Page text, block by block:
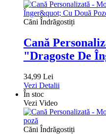
Căni Îndrăgostiți
Cană
"Dragoste De
34,99 Lei
Vezi Detalii
În stoc
Vezi Video
Căni Îndrăgostiți